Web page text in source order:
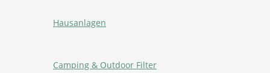
Hausanlagen
Camping & Outdoor Filter